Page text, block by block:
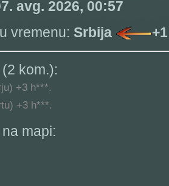
avg. 2026, 00:57
vremenu: Srbija
kom.):
+3 h***.
+3 h***.
mapi: